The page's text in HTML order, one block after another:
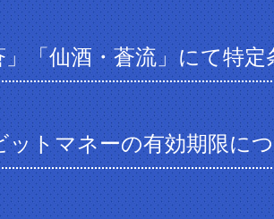
ットマネーの有効期限に